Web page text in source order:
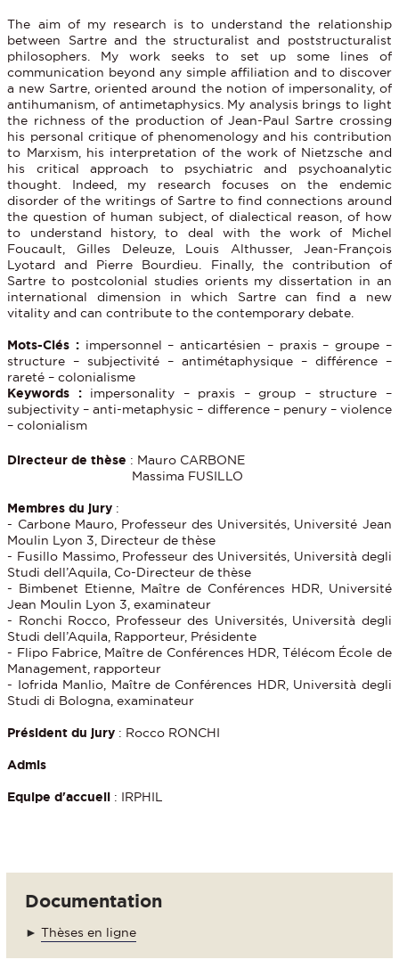
The aim of my research is to understand the relationship
between Sartre and the structuralist and poststructuralist
philosophers. My work seeks to set up some lines of
communication beyond any simple affiliation and to discover
a new Sartre, oriented around the notion of impersonality, of
antihumanism, of antimetaphysics. My analysis brings to light
the richness of the production of Jean-Paul Sartre crossing
his personal critique of phenomenology and his contribution
to Marxism, his interpretation of the work of Nietzsche and
his critical approach to psychiatric and psychoanalytic
thought. Indeed, my research focuses on the endemic
disorder of the writings of Sartre to find connections around
the question of human subject, of dialectical reason, of how
to understand history, to deal with the work of Michel
Foucault, Gilles Deleuze, Louis Althusser, Jean-François
Lyotard and Pierre Bourdieu. Finally, the contribution of
Sartre to postcolonial studies orients my dissertation in an
international dimension in which Sartre can find a new
vitality and can contribute to the contemporary debate.
Mots-Clés : impersonnel – anticartésien – praxis – groupe –
structure – subjectivité – antimétaphysique – différence –
rareté – colonialisme
Keywords :
impersonality – praxis – group – structure –
subjectivity – anti-metaphysic – difference – penury – violence
– colonialism
Directeur de thèse : Mauro CARBONE
Massima FUSILLO
Membres du jury :
- Carbone Mauro, Professeur des Universités, Université Jean
Moulin Lyon 3, Directeur de thèse
- Fusillo Massimo, Professeur des Universités, Università degli
Studi dell’Aquila, Co-Directeur de thèse
- Bimbenet Etienne, Maître de Conférences HDR, Université
Jean Moulin Lyon 3, examinateur
- Ronchi Rocco, Professeur des Universités, Università degli
Studi dell’Aquila, Rapporteur, Présidente
- Flipo Fabrice, Maître de Conférences HDR, Télécom École de
Management, rapporteur
- Iofrida Manlio, Maître de Conférences HDR, Università degli
Studi di Bologna, examinateur
Président du jury : Rocco RONCHI
Admis
Equipe d'accueil : IRPHIL
Documentation
► Thèses en ligne